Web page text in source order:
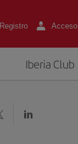
Registro Acceso
Iberia Club